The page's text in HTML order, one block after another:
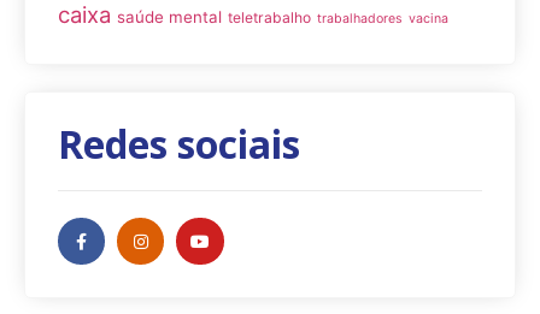
caixa saúde mental teletrabalho trabalhadores vacina
Redes sociais